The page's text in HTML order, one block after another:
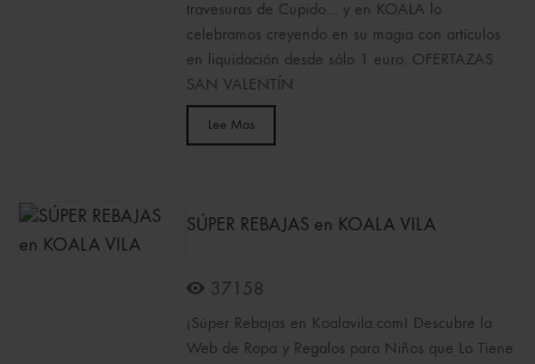
travesuras de Cupido… y en KOALA lo
celebramos creyendo en su magia con artículos
en liquidación desde sólo 1 euro. OFERTAZAS
SAN VALENTÍN
Lee Mas
SÚPER REBAJAS en KOALA VILA
37158
¡Súper Rebajas en Koalavila.com! Descubre la
Web de Ropa y Regalos para Niños que Lo Tiene